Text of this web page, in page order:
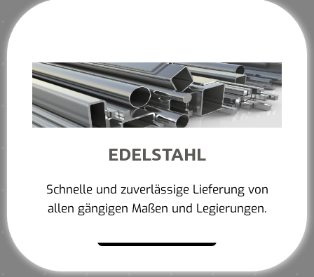
EDELSTAHL
Schnelle und zuverlässige Lieferung von
allen gängigen Maßen und Legierungen.